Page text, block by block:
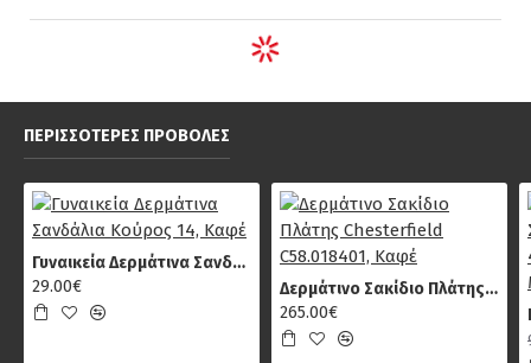
ΠΕΡΙΣΣΌΤΕΡΕΣ ΠΡΟΒΟΛΈΣ
Γυναικεία Δερμάτινα Σανδάλια Κούρος 14, Καφέ
29.00€
Δερμάτινο Σακίδιο Πλάτης Chesterfield C58.018401, Καφέ
265.00€